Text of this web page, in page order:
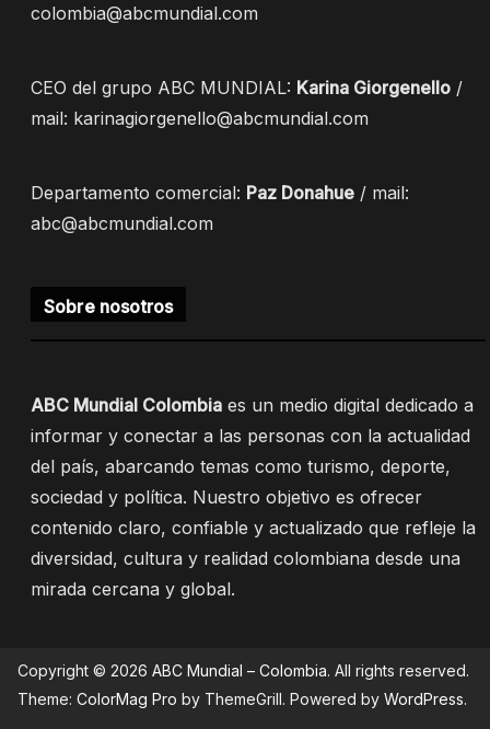
colombia@abcmundial.com
CEO del grupo ABC MUNDIAL: Karina Giorgenello /
mail: karinagiorgenello@abcmundial.com
Departamento comercial: Paz Donahue / mail:
abc@abcmundial.com
Sobre nosotros
ABC Mundial Colombia es un medio digital dedicado a
informar y conectar a las personas con la actualidad
del país, abarcando temas como turismo, deporte,
sociedad y política. Nuestro objetivo es ofrecer
contenido claro, confiable y actualizado que refleje la
diversidad, cultura y realidad colombiana desde una
mirada cercana y global.
Copyright © 2026 ABC Mundial – Colombia. All rights reserved.
Theme: ColorMag Pro by ThemeGrill. Powered by WordPress.